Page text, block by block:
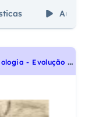
Aulas
U
ERJ 2017, UERJ 2017 - Biologia - Evolução biológica, Origem e evolução da vida